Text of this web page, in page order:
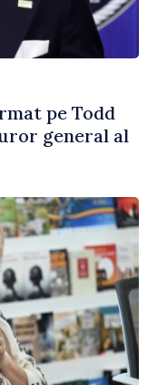
pe Todd
general al